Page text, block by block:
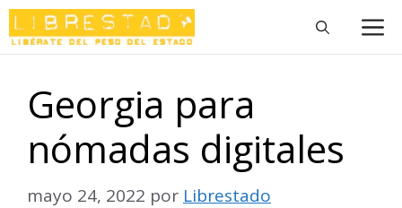
Saltar
al
contenido
Georgia para
nómadas digitales
mayo 24, 2022 por Librestado